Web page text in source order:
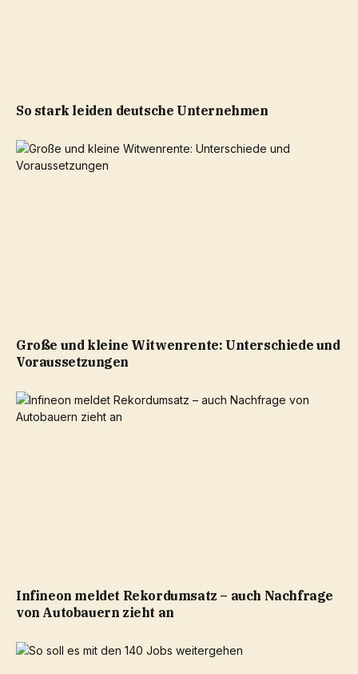
So stark leiden deutsche Unternehmen
Große und kleine Witwenrente: Unterschiede und
Voraussetzungen
Infineon meldet Rekordumsatz – auch Nachfrage
von Autobauern zieht an